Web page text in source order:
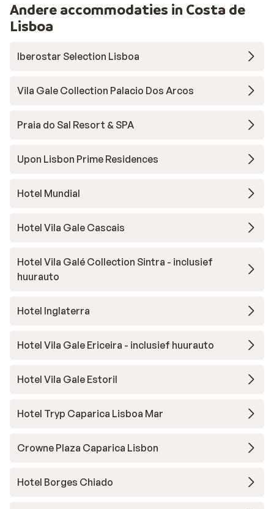
Andere accommodaties in Costa de
Lisboa
Iberostar Selection Lisboa
Vila Gale Collection Palacio Dos Arcos
Praia do Sal Resort & SPA
Upon Lisbon Prime Residences
Hotel Mundial
Hotel Vila Gale Cascais
Hotel Vila Galé Collection Sintra - inclusief
huurauto
Hotel Inglaterra
Hotel Vila Gale Ericeira - inclusief huurauto
Hotel Vila Gale Estoril
Hotel Tryp Caparica Lisboa Mar
Crowne Plaza Caparica Lisbon
Hotel Borges Chiado